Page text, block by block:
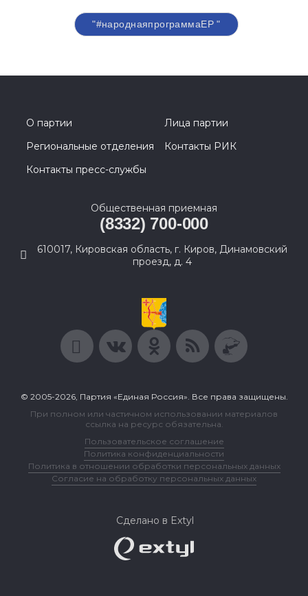
"#народнаяпрограммаЕР "
О партии
Лица партии
Региональные отделения
Контакты РИК
Контакты пресс-службы
Общественная приемная
(8332) 700-000
610017, Кировская область, г. Киров, Динамовский
проезд, д. 4
© 2005-2026, Партия «Единая Россия». Все права защищены.
При полном или частичном использовании материалов
ссылка на ресурс обязательна.
Пользовательское соглашение
Политика конфиденциальности
Политика в отношении обработки персональных данных
Согласие на обработку персональных данных
Сделано в Extyl